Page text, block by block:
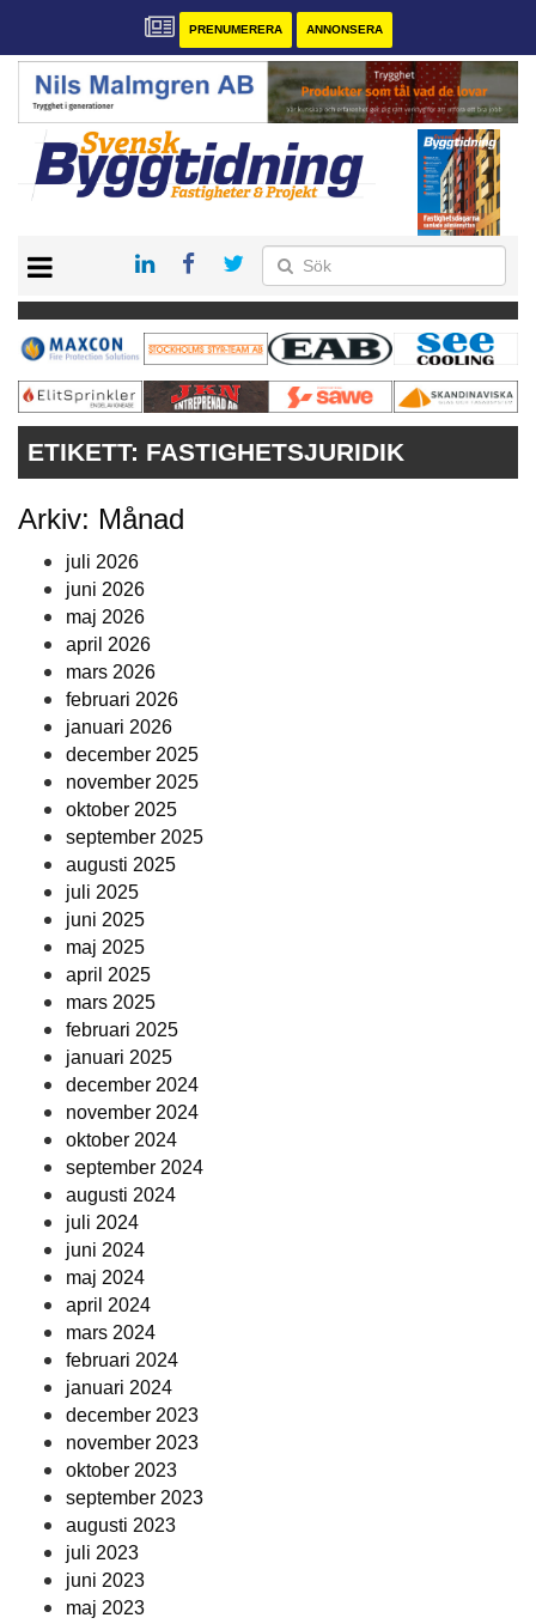
PRENUMERERA ANNONSERA
PRENUMERERA
VÅRA ANDRA MAGASIN
ANNONSERA
KONTAKT
ETIKETT: FASTIGHETSJURIDIK
Arkiv: Månad
juli 2026
juni 2026
maj 2026
april 2026
mars 2026
februari 2026
januari 2026
december 2025
november 2025
oktober 2025
september 2025
augusti 2025
juli 2025
juni 2025
maj 2025
april 2025
mars 2025
februari 2025
januari 2025
december 2024
november 2024
oktober 2024
september 2024
augusti 2024
juli 2024
juni 2024
maj 2024
april 2024
mars 2024
februari 2024
januari 2024
december 2023
november 2023
oktober 2023
september 2023
augusti 2023
juli 2023
juni 2023
maj 2023